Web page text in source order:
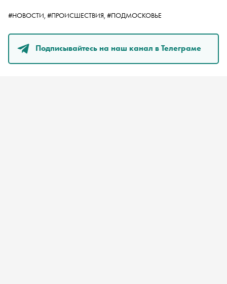
#НОВОСТИ, #ПРОИСШЕСТВИЯ, #ПОДМОСКОВЬЕ
Подписывайтесь на наш канал в Телеграме